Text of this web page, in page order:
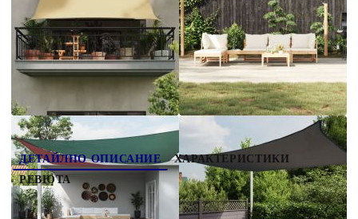
135479 1.840 кг
Оцени продукта
ДЕТАЙЛНО ОПИСАНИЕ
ХАРАКТЕРИСТИКИ
РЕВЮТА